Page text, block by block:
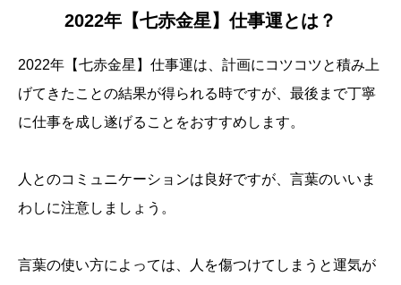
2022年【七赤金星】仕事運とは？
2022年【七赤金星】仕事運は、計画にコツコツと積み上
げてきたことの結果が得られる時ですが、最後まで丁寧
に仕事を成し遂げることをおすすめします。
人とのコミュニケーションは良好ですが、言葉のいいま
わしに注意しましょう。
言葉の使い方によっては、人を傷つけてしまうと運気が